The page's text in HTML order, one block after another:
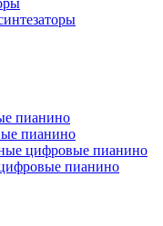
пианино
пианино
цифровые пианино
пианино